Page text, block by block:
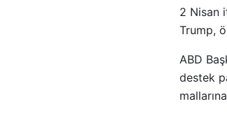
2 Nisan
Trump,
ABD
destek